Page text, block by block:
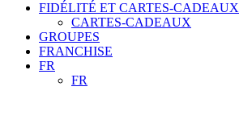
FIDÉLITÉ ET CARTES-CADEAUX
CARTES-CADEAUX
GROUPES
FRANCHISE
FR
FR